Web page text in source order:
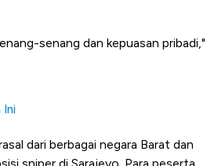
senang dan kepuasan pribadi,"
Ini
dari berbagai negara Barat dan